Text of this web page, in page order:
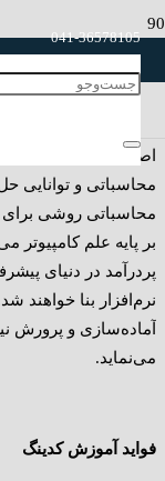
041-36578105
041-36578925
انقلاب صنعتی
اصلی از آموزش
محاسباتی و توانایی
محاسباتی روشی
بر پایه علم
پردرآمد در دنیای
نرم‌افزار بنا خواهند
آماده‌سازی و پرورش
می‌نماید.
فواید آموزش کدینگ